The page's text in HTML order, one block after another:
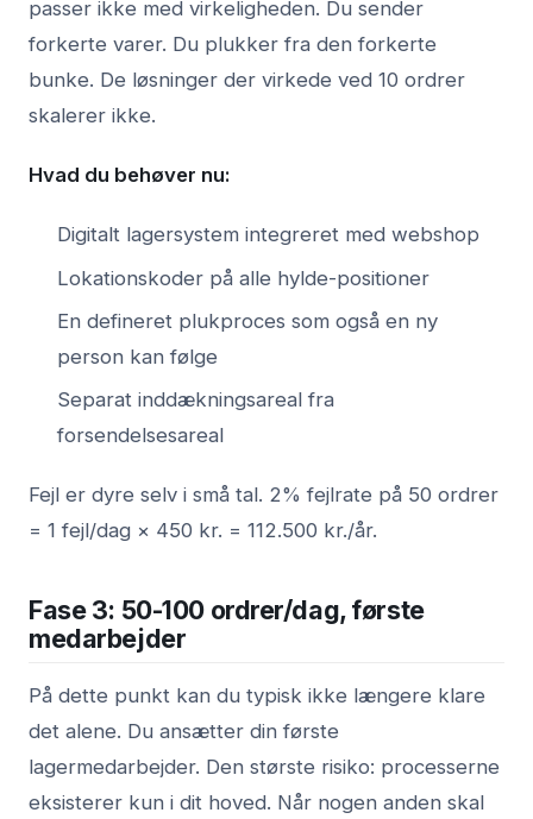
passer ikke med virkeligheden. Du sender
forkerte varer. Du plukker fra den forkerte
bunke. De løsninger der virkede ved 10 ordrer
skalerer ikke.
Hvad du behøver nu:
Digitalt lagersystem integreret med webshop
Lokationskoder på alle hylde-positioner
En defineret plukproces som også en ny
person kan følge
Separat inddækningsareal fra
forsendelsesareal
Fejl er dyre selv i små tal. 2% fejlrate på 50 ordrer
= 1 fejl/dag × 450 kr. = 112.500 kr./år.
Fase 3: 50-100 ordrer/dag, første
medarbejder
På dette punkt kan du typisk ikke længere klare
det alene. Du ansætter din første
lagermedarbejder. Den største risiko: processerne
eksisterer kun i dit hoved. Når nogen anden skal